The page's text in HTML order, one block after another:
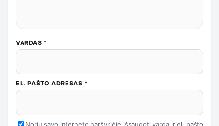
VARDAS *
EL. PAŠTO ADRESAS *
Noriu savo interneto naršyklėje išsaugoti vardą ir el. pašto